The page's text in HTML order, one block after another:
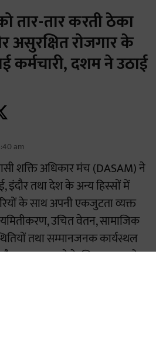
तार-तार करती ठेका
असुरक्षित रोजगार के
दशम ने उठाई
am
शक्ति अधिकार मंच (DASAM) ने
इंदौर तथा देश के अन्य हिस्सों में
के साथ अपनी एकजुटता व्यक्त
उचित वेतन, सामाजिक
तथा सम्मानजनक कार्यस्थल
हड़ताल करने के लिए मजबूर होना